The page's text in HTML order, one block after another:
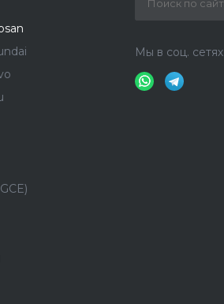
Мы в соц. сетях